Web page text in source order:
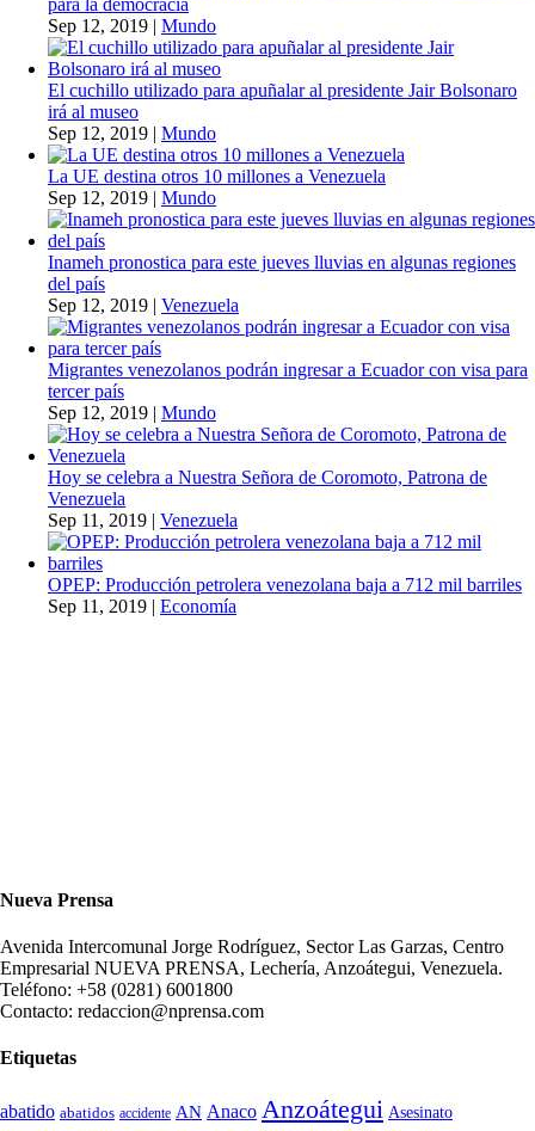
para la democracia
Sep 12, 2019 | Mundo
El cuchillo utilizado para apuñalar al presidente Jair Bolsonaro
irá al museo
Sep 12, 2019 | Mundo
La UE destina otros 10 millones a Venezuela
Sep 12, 2019 | Mundo
Inameh pronostica para este jueves lluvias en algunas regiones
del país
Sep 12, 2019 | Venezuela
Migrantes venezolanos podrán ingresar a Ecuador con visa para
tercer país
Sep 12, 2019 | Mundo
Hoy se celebra a Nuestra Señora de Coromoto, Patrona de
Venezuela
Sep 11, 2019 | Venezuela
OPEP: Producción petrolera venezolana baja a 712 mil barriles
Sep 11, 2019 | Economía
Nueva Prensa
Avenida Intercomunal Jorge Rodríguez, Sector Las Garzas, Centro
Empresarial NUEVA PRENSA, Lechería, Anzoátegui, Venezuela.
Teléfono: +58 (0281) 6001800
Contacto: redaccion@nprensa.com
Etiquetas
abatido abatidos accidente AN Anaco Anzoátegui Asesinato